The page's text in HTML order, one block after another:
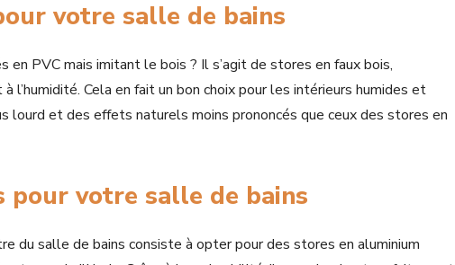
votre salle de bains
en PVC mais imitant le bois ? Il s’agit de stores en faux bois,
l’humidité. Cela en fait un bon choix pour les intérieurs humides et
lourd et des effets naturels moins prononcés que ceux des stores en
pour votre salle de bains
du salle de bains consiste à opter pour des stores en aluminium